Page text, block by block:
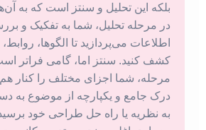
بلکه این تحلیل و سنتز است که به
در مرحله تحلیل، شما به تفکیک و
اطلاعات می‌پردازید تا الگوها، روابط،
کشف کنید. سنتز اما، گامی فراتر
مرحله، شما اجزای مختلف را کنار
درک جامع و یکپارچه از موضوع به
به نظریه یا راه حل طراحی خود برسید.